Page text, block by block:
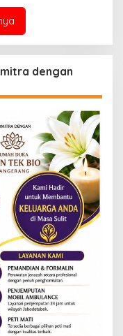
dengan